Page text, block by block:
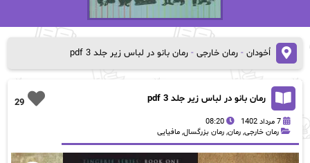
اُخودان- رمان خارجی- رمان بانو در لباس زیر جلد 3 pdf
29 رمان بانو در لباس زیر جلد 3 pdf
7 مرداد 1402
08:20
رمان خارجی, رمان, رمان بزرگسال, مافیایی